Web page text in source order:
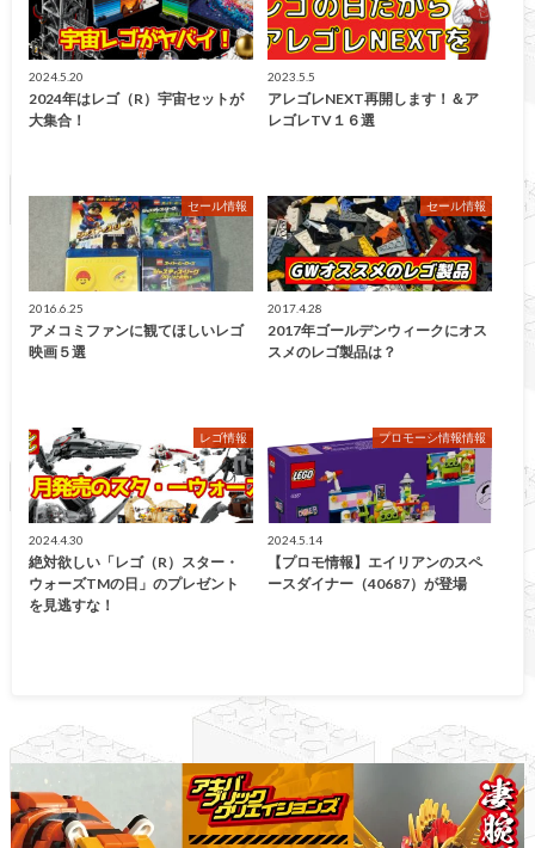
2024.5.20
2024年はレゴ（R）宇宙セットが
大集合！
2023.5.5
アレゴレNEXT再開します！＆ア
レゴレTV１６選
セール情報
2016.6.25
アメコミファンに観てほしいレゴ
映画５選
セール情報
2017.4.28
2017年ゴールデンウィークにオス
スメのレゴ製品は？
レゴ情報
2024.4.30
絶対欲しい「レゴ（R）スター・
ウォーズTMの日」のプレゼント
を見逃すな！
プロモーシ情報情報
2024.5.14
【プロモ情報】エイリアンのスペ
ースダイナー（40687）が登場